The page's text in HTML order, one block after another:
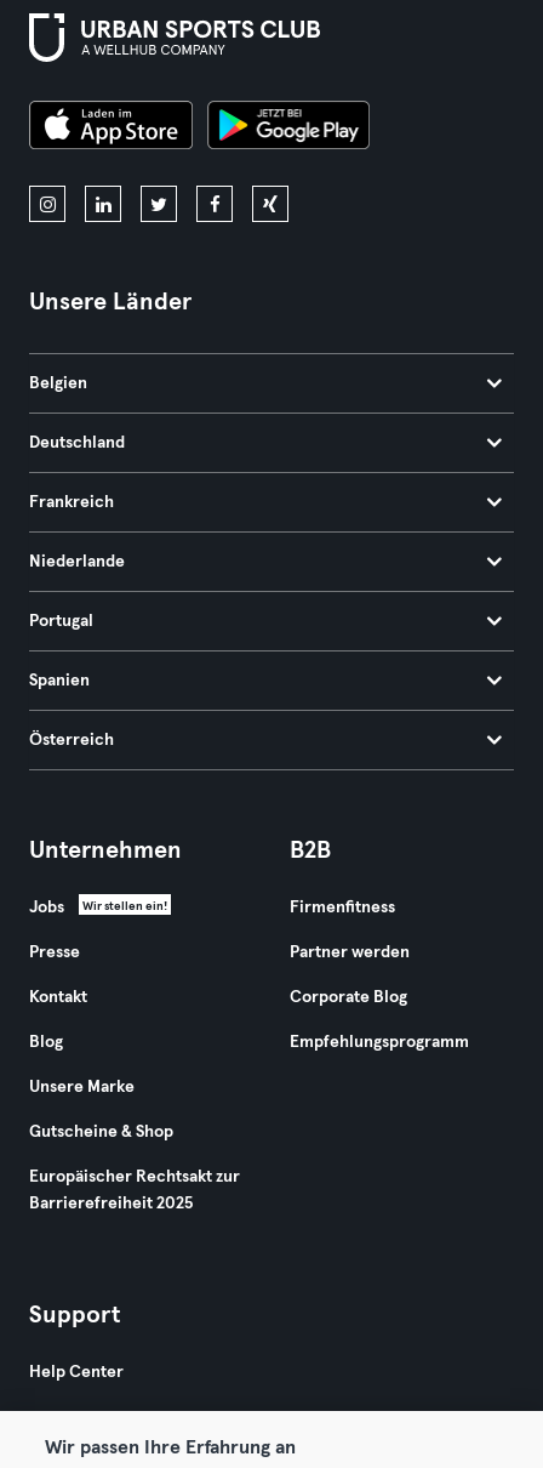
Unsere Länder
Belgien
Deutschland
Frankreich
Niederlande
Portugal
Spanien
Österreich
Unternehmen
Jobs Wir stellen ein!
Presse
Kontakt
Blog
Unsere Marke
Gutscheine & Shop
Europäischer Rechtsakt zur
Barrierefreiheit 2025
B2B
Firmenfitness
Partner werden
Corporate Blog
Empfehlungsprogramm
Support
Help Center
Wir passen Ihre Erfahrung an